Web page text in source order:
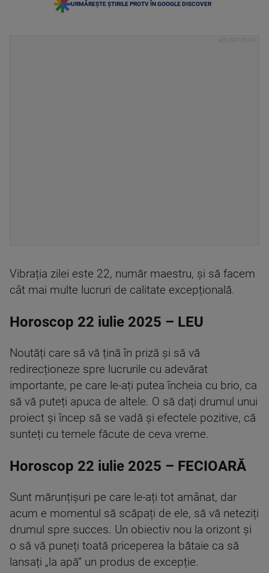
URMĂREȘTE ȘTIRILE PROTV ÎN GOOGLE DISCOVER
Vibrația zilei este 22, număr maestru, și să facem
cât mai multe lucruri de calitate excepțională.
Horoscop 22 iulie 2025 – LEU
Noutăți care să vă țină în priză și să vă
redirecționeze spre lucrurile cu adevărat
importante, pe care le-ați putea încheia cu brio, ca
să vă puteți apuca de altele. O să dați drumul unui
proiect și încep să se vadă și efectele pozitive, că
sunteți cu temele făcute de ceva vreme.
Horoscop 22 iulie 2025 – FECIOARĂ
Sunt mărunțișuri pe care le-ați tot amânat, dar
acum e momentul să scăpați de ele, să vă neteziți
drumul spre succes. Un obiectiv nou la orizont și
o să vă puneți toată priceperea la bătaie ca să
lansați „la apă” un produs de excepție.